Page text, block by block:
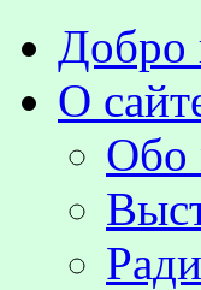
Добро
О
Обо